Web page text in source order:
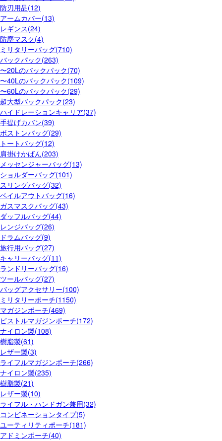
防刃用品(12)
アームカバー(13)
レギンス(24)
防塵マスク(4)
ミリタリーバッグ(710)
バックパック(263)
〜20Lのバックパック(70)
〜40Lのバックパック(109)
〜60Lのバックパック(29)
超大型バックパック(23)
ハイドレーションキャリア(37)
手提げカバン(39)
ボストンバッグ(29)
トートバッグ(12)
肩掛けかばん(203)
メッセンジャーバッグ(13)
ショルダーバッグ(101)
スリングバッグ(32)
ベイルアウトバッグ(16)
ガスマスクバッグ(43)
ダッフルバッグ(44)
レンジバッグ(26)
ドラムバッグ(9)
旅行用バッグ(27)
キャリーバッグ(11)
ランドリーバッグ(16)
ツールバッグ(27)
バッグアクセサリー(100)
ミリタリーポーチ(1150)
マガジンポーチ(469)
ピストルマガジンポーチ(172)
ナイロン製(108)
樹脂製(61)
レザー製(3)
ライフルマガジンポーチ(266)
ナイロン製(235)
樹脂製(21)
レザー製(10)
ライフル・ハンドガン兼用(32)
コンビネーションタイプ(5)
ユーティリティポーチ(181)
アドミンポーチ(40)